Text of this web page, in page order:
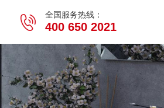
全国服务热线：
400 650 2021